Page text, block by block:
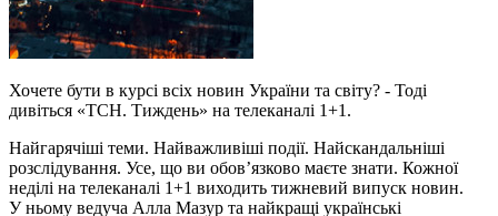
Хочете бути в курсі всіх новин України та світу? - Тоді
дивіться «ТСН. Тиждень» на телеканалі 1+1.
Найгарячіші теми. Найважливіші події. Найскандальніші
розслідування. Усе, що ви обов’язково маєте знати. Кожної
неділі на телеканалі 1+1 виходить тижневий випуск новин.
У ньому ведуча Алла Мазур та найкращі українські